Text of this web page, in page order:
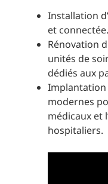
Installation
et connectée.
Rénovation
unités de
dédiés aux
Implantation
modernes
médicaux et
hospitaliers.